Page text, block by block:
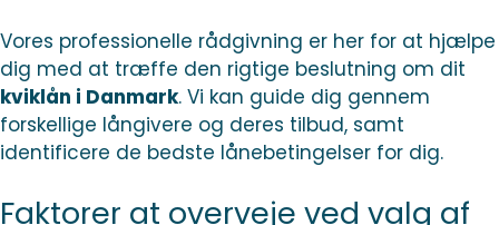
Vores professionelle rådgivning er her for at hjælpe
dig med at træffe den rigtige beslutning om dit
kviklån i Danmark. Vi kan guide dig gennem
forskellige långivere og deres tilbud, samt
identificere de bedste lånebetingelser for dig.
Faktorer at overveje ved valg af